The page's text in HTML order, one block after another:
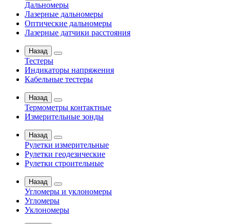
Дальномеры
Лазерные дальномеры
Оптические дальномеры
Лазерные датчики расстояния
Назад
Тестеры
Индикаторы напряжения
Кабельные тестеры
Назад
Термометры контактные
Измерительные зонды
Назад
Рулетки измерительные
Рулетки геодезические
Рулетки строительные
Назад
Угломеры и уклономеры
Угломеры
Уклономеры